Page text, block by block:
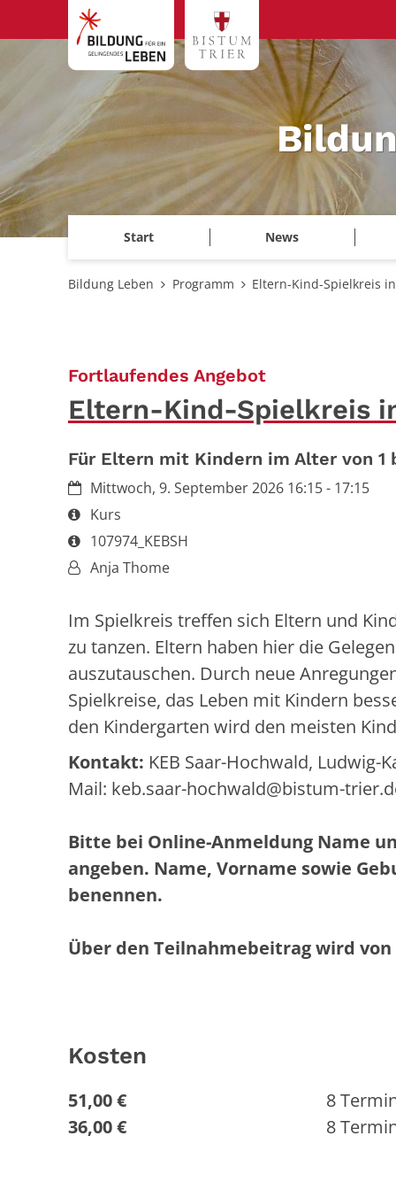
Zum Inhalt springen
Start News
Bildung Leben Programm Eltern-Kind-Spielkreis
Fortlaufendes Angebot:
Eltern-Kind-Spielkreis
Für Eltern mit Kindern im Alter von 1
Datum:Mittwoch, 9. September 2026 16:15 - 17:15
Art bzw. Nummer:
Kurs
Art bzw. Nummer:
107974_KEBSH
Von:Anja Thome
Im Spielkreis treffen sich Eltern und
zu tanzen. Eltern haben hier die
auszutauschen. Durch neue
Spielkreise, das Leben mit Kindern
den Kindergarten wird den meisten
Kontakt: KEB Saar-Hochwald, Ludwig-
Mail: keb.saar-hochwald@bistum-
Bitte bei Online-Anmeldung Name
angeben. Name, Vorname sowie
benennen.
Über den Teilnahmebeitrag wird
Kosten
51,00 €
8
36,00 €
8